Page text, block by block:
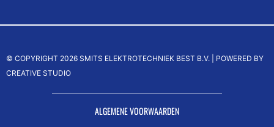
© COPYRIGHT 2026 SMITS ELEKTROTECHNIEK BEST B.V. | POWERED BY
CREATIVE STUDIO
ALGEMENE VOORWAARDEN